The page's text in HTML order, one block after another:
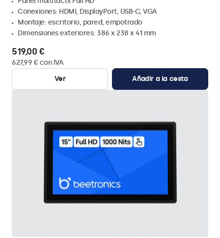
Conexiones: HDMI, DisplayPort, USB-C, VGA
Montaje: escritorio, pared, empotrado
Dimensiones exteriores: 386 x 238 x 41 mm
519,00 €
627,99 € con IVA
Ver
Añadir a la cesta